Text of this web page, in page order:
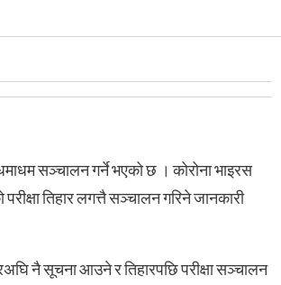
सञ्चालन गर्ने भएको छ । कोरोना भाइरस
तिहार लगत्तै सञ्चालन गरिने जानकारी
नै सूचना आउने र तिहारपछि परीक्षा सञ्चालन